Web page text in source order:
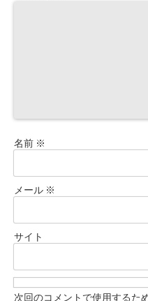
名前 ※
メール ※
サイト
次回のコメントで使用するた